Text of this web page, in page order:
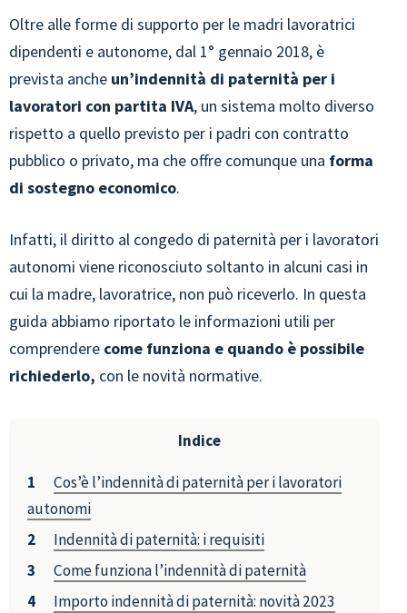
Oltre alle forme di supporto per le madri lavoratrici
dipendenti e autonome, dal 1° gennaio 2018, è
prevista anche un’indennità di paternità per i
lavoratori con partita IVA, un sistema molto diverso
rispetto a quello previsto per i padri con contratto
pubblico o privato, ma che offre comunque una forma
di sostegno economico.
Infatti, il diritto al congedo di paternità per i lavoratori
autonomi viene riconosciuto soltanto in alcuni casi in
cui la madre, lavoratrice, non può riceverlo. In questa
guida abbiamo riportato le informazioni utili per
comprendere come funziona e quando è possibile
richiederlo, con le novità normative.
Indice
Cos’è l’indennità di paternità per i lavoratori
autonomi
Indennità di paternità: i requisiti
Come funziona l’indennità di paternità
Importo indennità di paternità: novità 2023